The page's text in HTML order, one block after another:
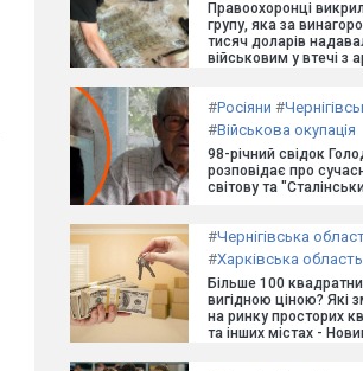
Правоохоронці
групу, яка за
тисяч доларів
військовим у втечі з
#Росіяни #
#Військова окупація
98-річний свідок
розповідає про
світову та
#Чернігівська
#Харківська область
Більше 100
вигідною ціною? Які
на ринку просторих
та інших містах -